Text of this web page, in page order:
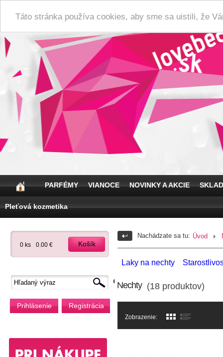
Táto stránka používa cookies, aby sme sa uistili, že
PARFÉMY VIANOCE NOVINKY A AKCIE
Pleťová kozmetika
0 ks 0.00 € Košík
Prihlásenie Registrácia
Nachádzate sa tu: Úvod
Laky na nechty
Nechty(18 produktov)
Zobrazenie: